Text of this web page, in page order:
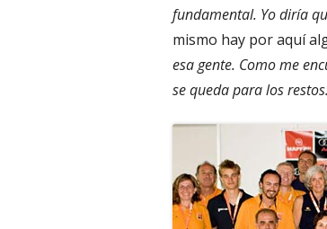
fundamental. Yo diría
mismo hay por aquí
esa gente. Como me
se queda para los restos.